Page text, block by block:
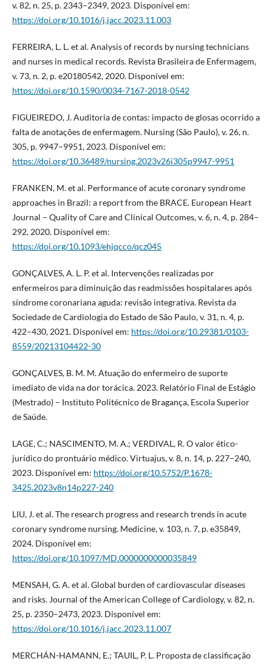
v. 82, n. 25, p. 2343–2349, 2023. Disponível em:
https://doi.org/10.1016/j.jacc.2023.11.003
FERREIRA, L. L. et al. Analysis of records by nursing technicians
and nurses in medical records. Revista Brasileira de Enfermagem,
v. 73, n. 2, p. e20180542, 2020. Disponível em:
https://doi.org/10.1590/0034-7167-2018-0542
FIGUEIREDO, J. Auditoria de contas: impacto de glosas ocorrido a
falta de anotações de enfermagem. Nursing (São Paulo), v. 26, n.
305, p. 9947–9951, 2023. Disponível em:
https://doi.org/10.36489/nursing.2023v26i305p9947-9951
FRANKEN, M. et al. Performance of acute coronary syndrome
approaches in Brazil: a report from the BRACE. European Heart
Journal – Quality of Care and Clinical Outcomes, v. 6, n. 4, p. 284–
292, 2020. Disponível em:
https://doi.org/10.1093/ehjqcco/qcz045
GONÇALVES, A. L. P. et al. Intervenções realizadas por
enfermeiros para diminuição das readmissões hospitalares após
síndrome coronariana aguda: revisão integrativa. Revista da
Sociedade de Cardiologia do Estado de São Paulo, v. 31, n. 4, p.
422–430, 2021. Disponível em: https://doi.org/10.29381/0103-
8559/20213104422-30
GONÇALVES, B. M. M. Atuação do enfermeiro de suporte
imediato de vida na dor torácica. 2023. Relatório Final de Estágio
(Mestrado) – Instituto Politécnico de Bragança, Escola Superior
de Saúde.
LAGE, C.; NASCIMENTO, M. A.; VERDIVAL, R. O valor ético-
jurídico do prontuário médico. Virtuajus, v. 8, n. 14, p. 227–240,
2023. Disponível em: https://doi.org/10.5752/P.1678-
3425.2023v8n14p227-240
LIU, J. et al. The research progress and research trends in acute
coronary syndrome nursing. Medicine, v. 103, n. 7, p. e35849,
2024. Disponível em:
https://doi.org/10.1097/MD.0000000000035849
MENSAH, G. A. et al. Global burden of cardiovascular diseases
and risks. Journal of the American College of Cardiology, v. 82, n.
25, p. 2350–2473, 2023. Disponível em:
https://doi.org/10.1016/j.jacc.2023.11.007
MERCHÁN-HAMANN, E.; TAUIL, P. L. Proposta de classificação